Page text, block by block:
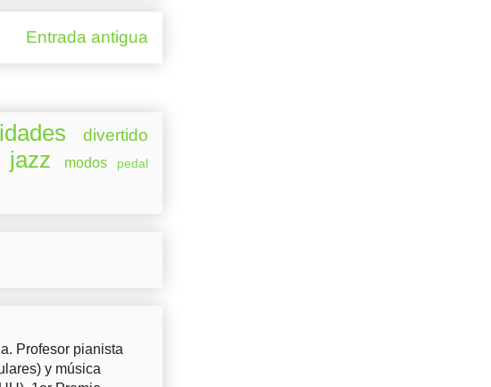
Entrada antigua
divertido
jazz modos pedal
Profesor pianista
y música